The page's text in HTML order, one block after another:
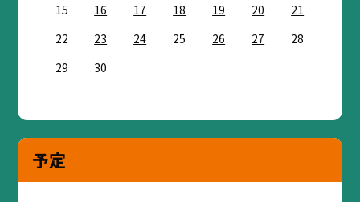
15
16 17 18 19 20
21
22
23 24 25 26 27
28
29
30
予定